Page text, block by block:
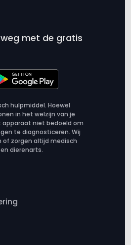
met de gratis
hulpmiddel. Hoewel
in het welzijn van je
te diagnosticeren. Wij
of zorgen altijd medisch
dierenarts.